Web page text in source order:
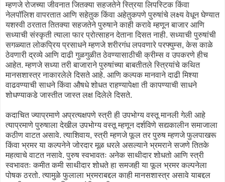
म्हणजे रोजच्या जीवनात जितक्या सहजतेने स्त्रिया लिपस्टिक किंवा
नेलपॉलिश वापरतात आणि सहेतुक किंवा अहेतुकपणे पुरुषांचे लक्ष्य वेधून घेण्यात
यशस्वी ठरतात तितक्या सहजतेने पुरुषाने काही करावे म्हणून बाजार आणि
सध्याची संस्कृती त्याला फार प्रोत्साहन देताना दिसत नाही. सध्याची पुरुषांची
सगळ्यात लोकप्रिय प्रसाधने म्हणजे शरीरगंध लपवणारे परफ्युम्स, केस काळे
ठेवणारी द्रव्ये आणि दाढी गुळगुळीत ठेवण्यासाठीची क्रीम्स व उपकरणे हीच
आहेत. म्हणजे सध्या तरी बाजाराने पुरुषांच्या बाबतीतले स्त्रियांचे कथित
मानसशास्त्र नाकारलेले दिसते आहे. आणि कल्पक मानवाने दाढी मिश्या
वाढवण्याची साधने किंवा औषधे शोधत राहण्यापेक्षा ती कापण्याची साधने
शोधण्याकडे जास्तीत जास्त लक्ष दिलेले दिसते.
कदाचित ज्याप्रमाणे अप्रत्यक्षपणे स्त्री ही उपभोग्य वस्तू मानली गेली आहे
त्याप्रमाणे पुरुषाला देखील उपभोग्य वस्तू म्हणून दर्शविणे सद्यकालीन समाजाला
कठीण वाटत असावे. त्याशिवाय, स्त्री म्हणजे फूल तर पुरुष म्हणजे फुलपाखरू
किंवा भ्रमर या कल्पनेने जोरदार मूळ धरले असल्याने भ्रमराने सजणे तितके
महत्वाचे वाटत नसावे. पुरुष स्वभावतः अनेक साथीदार शोधतो आणि स्त्री
स्वभावतः कमीत कमी साथीदार शोधते हा समजही या फूल भ्रमर कल्पनेला
पोषक ठरतो. त्यामुळे फुलाला भ्रमराबद्दल काही मानसशास्त्र असावे याबद्दल